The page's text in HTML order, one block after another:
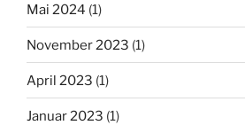
Mai 2024 (1)
November 2023 (1)
April 2023 (1)
Januar 2023 (1)